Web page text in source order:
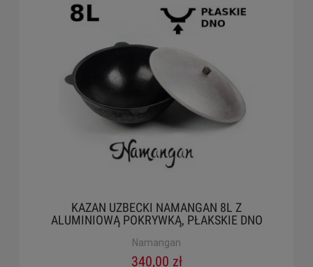
KAZAN UZBECKI NAMANGAN 8L Z
ALUMINIOWĄ POKRYWKĄ, PŁAKSKIE DNO
Namangan
340,00 zł